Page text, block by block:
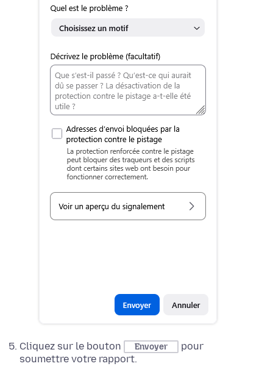
Cliquez sur le bouton Envoyer
pour
soumettre votre rapport.